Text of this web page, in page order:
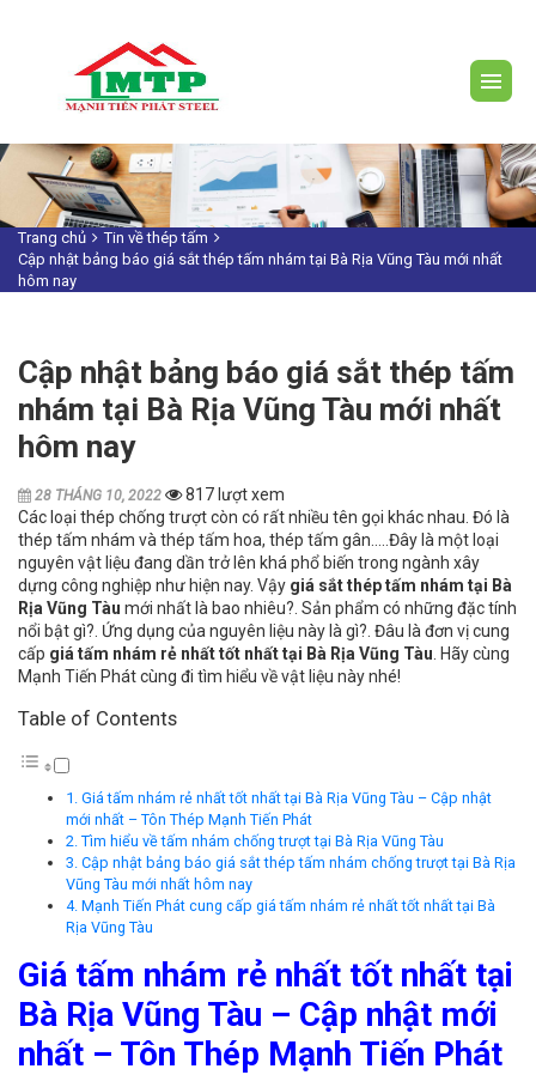
Trang chủ
Tin về thép tấm
Cập nhật bảng báo giá sắt thép tấm nhám tại Bà Rịa Vũng Tàu mới nhất
hôm nay
Cập nhật bảng báo giá sắt thép tấm
nhám tại Bà Rịa Vũng Tàu mới nhất
hôm nay
28 THÁNG 10, 2022
817 lượt xem
Các loại thép chống trượt còn có rất nhiều tên gọi khác nhau. Đó là
thép tấm nhám và thép tấm hoa, thép tấm gân…..Đây là một loại
nguyên vật liệu đang dần trở lên khá phổ biến trong ngành xây
dựng công nghiệp như hiện nay. Vậy giá sắt thép tấm nhám tại Bà
Rịa Vũng Tàu mới nhất là bao nhiêu?. Sản phẩm có những đặc tính
nổi bật gì?. Ứng dụng của nguyên liệu này là gì?. Đâu là đơn vị cung
cấp giá tấm nhám rẻ nhất tốt nhất tại Bà Rịa Vũng Tàu . Hãy cùng
Mạnh Tiến Phát cùng đi tìm hiểu về vật liệu này nhé!
Table of Contents
Giá tấm nhám rẻ nhất tốt nhất tại Bà Rịa Vũng Tàu – Cập nhật
mới nhất – Tôn Thép Mạnh Tiến Phát
Tìm hiểu về tấm nhám chống trượt tại Bà Rịa Vũng Tàu
Cập nhật bảng báo giá sắt thép tấm nhám chống trượt tại Bà Rịa
Vũng Tàu mới nhất hôm nay
Mạnh Tiến Phát cung cấp giá tấm nhám rẻ nhất tốt nhất tại Bà
Rịa Vũng Tàu
Giá tấm nhám rẻ nhất tốt nhất tại
Bà Rịa Vũng Tàu – Cập nhật mới
nhất – Tôn Thép Mạnh Tiến Phát